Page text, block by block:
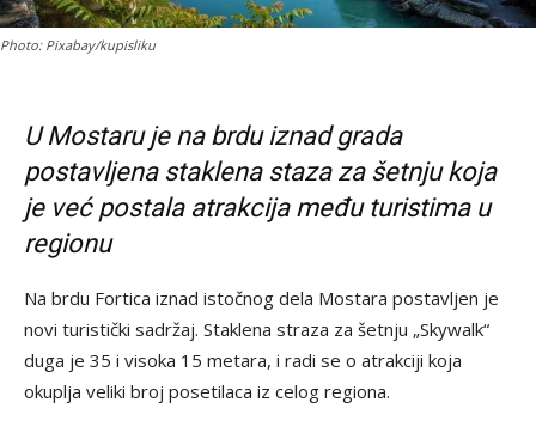
Photo: Pixabay/kupisliku
U Mostaru je na brdu iznad grada
postavljena staklena staza za šetnju koja
je već postala atrakcija među turistima u
regionu
Na brdu Fortica iznad istočnog dela Mostara postavljen je
novi turistički sadržaj. Staklena straza za šetnju „Skywalk“
duga je 35 i visoka 15 metara, i radi se o atrakciji koja
okuplja veliki broj posetilaca iz celog regiona.